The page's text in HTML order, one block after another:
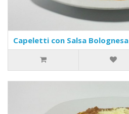
Capeletti con Salsa Bolognesa